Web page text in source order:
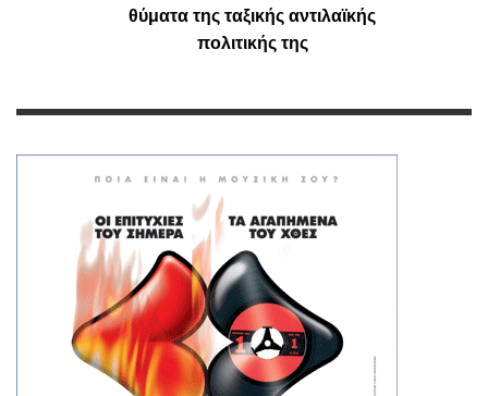
θύματα της ταξικής αντιλαϊκής
πολιτικής της